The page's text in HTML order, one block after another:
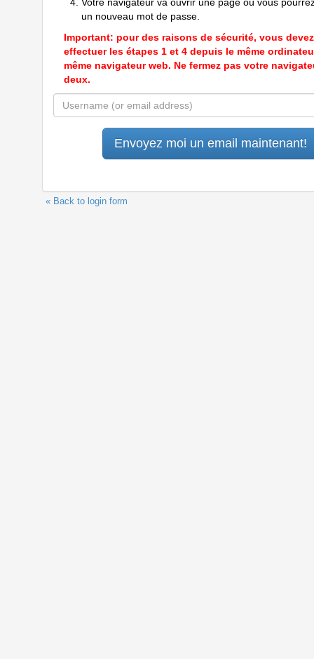
un nouveau mot de passe.
Important: pour des raisons de sécurité, vous devez
effectuer les étapes 1 et 4 depuis le même
même navigateur web. Ne fermez pas votre
deux.
« Back to login form